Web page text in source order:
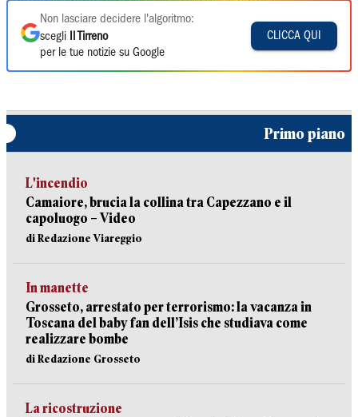
Non lasciare decidere l'algoritmo:
scegli
Il Tirreno
per le tue notizie su Google
CLICCA QUI
Primo piano
L'incendio
Camaiore, brucia la collina tra Capezzano e il
capoluogo – Video
di Redazione Viareggio
In manette
Grosseto, arrestato per terrorismo: la vacanza in
Toscana del baby fan dell’Isis che studiava come
realizzare bombe
di Redazione Grosseto
La ricostruzione